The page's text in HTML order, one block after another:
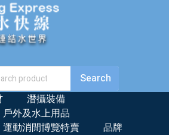
潛攝裝備
戶外及水上用品
運動消閒博覽特賣 品牌